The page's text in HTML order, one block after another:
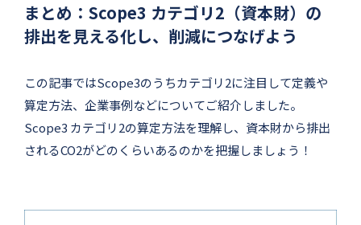
まとめ：Scope3 カテゴリ2（資本財）の
排出を見える化し、削減につなげよう
この記事ではScope3のうちカテゴリ2に注目して定義や
算定方法、企業事例などについてご紹介しました。
Scope3 カテゴリ2の算定方法を理解し、資本財から排出
されるCO2がどのくらいあるのかを把握しましょう！